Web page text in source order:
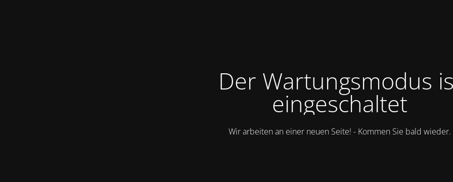
Der Wartungsmodus
eingeschaltet
Wir arbeiten an einer neuen Seite! - Kommen Sie bald wieder.